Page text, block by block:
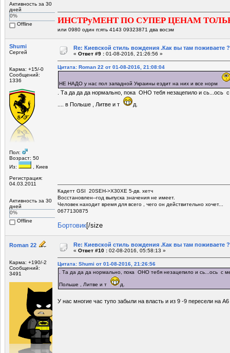
Активность за 30
дней
0%
Offline
ИНСТРуМЕНТ ПО СУПЕР ЦЕНАМ
или 0980 один п:ять 4143 09323871 два восэм
Shumi
Сергей
Карма: +15/-0
Сообщений:
1336
Пол:
Возраст: 50
Из:
, Киев
Регистрация:
04.03.2011
Активность за 30
дней
0%
Offline
Re: Киевской стиль вождения .Как вы там поживаете ?
« Ответ #9 : 01-08-2016, 21:26:56 »
Цитата: Roman 22 от 01-08-2016, 21:08:04
НЕ НАДО у нас пол западной Украины ездит на них и все норм
. Та да да да нормально, пока ОНО тебя незацепило и сь...ось
.... в Польше , Литве и т
д.
Кадетт GSI 20SEH->X30XE 5-дв. хетч
Восстановлен--год выпуска значения не имеет.
Человек находит время для всего , чего он действительно хочет...
0677130875
Бортовик[/size
Roman 22
Карма: +190/-2
Сообщений:
3491
Re: Киевской стиль вождения .Как вы там поживаете ?
« Ответ #10 : 02-08-2016, 05:58:13 »
Цитата: Shumi от 01-08-2016, 21:26:56
. Та да да да нормально, пока ОНО тебя незацепило и сь...ось с
Польше , Литве и т д.
У нас многие час тупо забыли на власть и из 9 -9 пересели на